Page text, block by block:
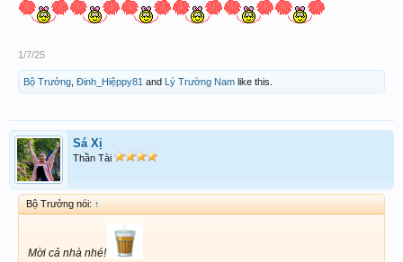
1/7/25
Bộ Trưởng Đinh_Hiệppy81 and Lý Trường Nam like this.
Sá Xị
Thần Tài
Bộ Trưởng nói: ↑
Mời cả nhà nhé!